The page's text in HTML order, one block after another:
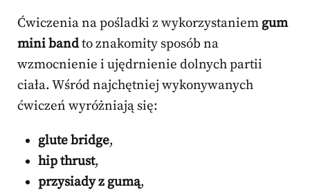
Ćwiczenia na pośladki z wykorzystaniem gum
mini bandto znakomity sposób na
wzmocnienie i ujędrnienie dolnych partii
ciała. Wśród najchętniej wykonywanych
ćwiczeń wyróżniają się:
glute bridge,
hip thrust,
przysiady z gumą,